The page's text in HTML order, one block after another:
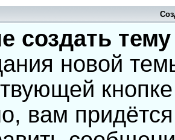
создать
новой
вам